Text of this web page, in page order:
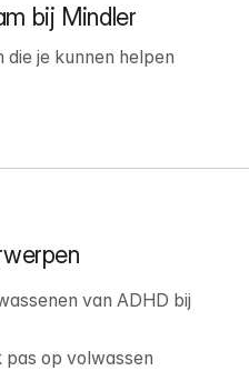
bij Mindler
je kunnen helpen
van ADHD bij
op volwassen